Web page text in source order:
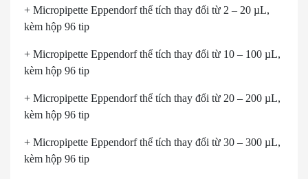
+ Micropipette Eppendorf thể tích thay đổi từ 2 – 20 µL,
kèm hộp 96 tip
+ Micropipette Eppendorf thể tích thay đổi từ 10 – 100 µL,
kèm hộp 96 tip
+ Micropipette Eppendorf thể tích thay đổi từ 20 – 200 µL,
kèm hộp 96 tip
+ Micropipette Eppendorf thể tích thay đổi từ 30 – 300 µL,
kèm hộp 96 tip